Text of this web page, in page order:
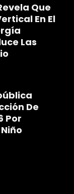
Que
En El
Las
De
Por